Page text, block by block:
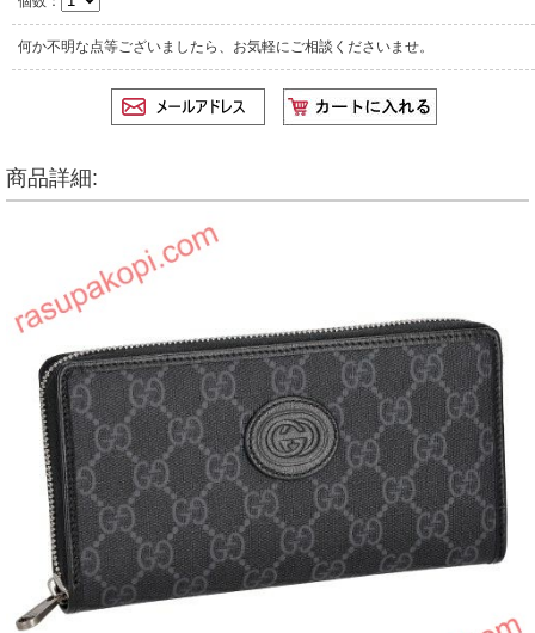
何か不明な点等ございましたら、お気軽にご相談くださいませ。
商品詳細: